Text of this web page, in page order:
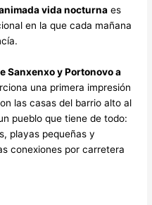
vida nocturna es
en la que cada mañana
Sanxenxo y Portonovo a
una primera impresión
las casas del barrio alto al
pueblo que tiene de todo:
playas pequeñas y
conexiones por carretera